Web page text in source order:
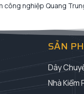
công nghiệp Quang
SẢN
Dây
Nhà Kiểm